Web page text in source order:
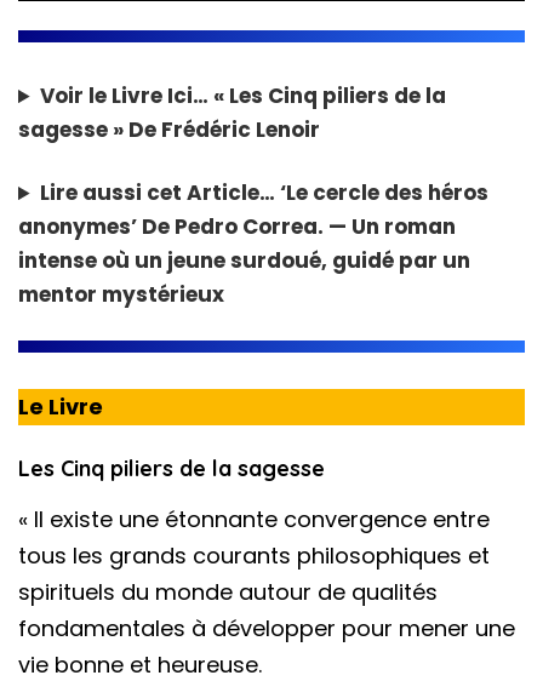
Voir le Livre Ici… « Les Cinq piliers de la
sagesse » De Frédéric Lenoir
Lire aussi cet Article…‘Le cercle des héros
anonymes’ De Pedro Correa. — Un roman
intense où un jeune surdoué, guidé par un
mentor mystérieux
Le Livre
Les Cinq piliers de la sagesse
« Il existe une étonnante convergence entre
tous les grands courants philosophiques et
spirituels du monde autour de qualités
fondamentales à développer pour mener une
vie bonne et heureuse.